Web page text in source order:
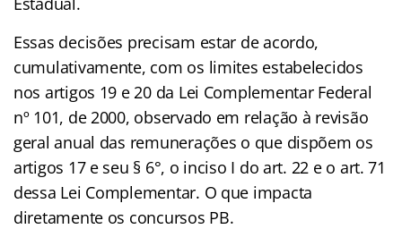
Essas decisões precisam estar de acordo,
cumulativamente, com os limites estabelecidos
nos artigos 19 e 20 da Lei Complementar Federal
nº 101, de 2000, observado em relação à revisão
geral anual das remunerações o que dispõem os
artigos 17 e seu § 6°, o inciso I do art. 22 e o art. 71
dessa Lei Complementar. O que impacta
diretamente os concursos PB.